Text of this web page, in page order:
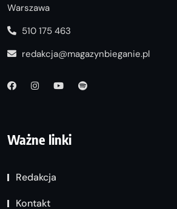
Warszawa
510 175 463
redakcja@magazynbieganie.pl
Ważne linki
Redakcja
Kontakt